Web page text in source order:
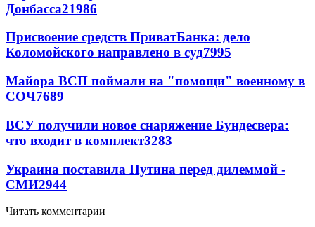
Донбасса21986
Присвоение средств ПриватБанка: дело
Коломойского направлено в суд7995
Майора ВСП поймали на "помощи" военному в
СОЧ7689
ВСУ получили новое снаряжение Бундесвера:
что входит в комплект3283
Украина поставила Путина перед дилеммой -
СМИ2944
Читать комментарии